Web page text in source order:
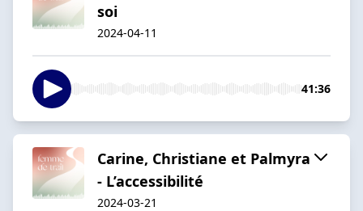
soi
2024-04-11
41:36
Carine, Christiane et Palmyra
- L’accessibilité
2024-03-21